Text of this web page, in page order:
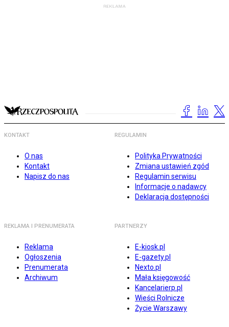
KONTAKT
O nas
Kontakt
Napisz do nas
REGULAMIN
Polityka Prywatności
Zmiana ustawień zgód
Regulamin serwisu
Informacje o nadawcy
Deklaracja dostępności
REKLAMA I PRENUMERATA
Reklama
Ogłoszenia
Prenumerata
Archiwum
PARTNERZY
E-kiosk.pl
E-gazety.pl
Nexto.pl
Mała księgowość
Kancelarierp.pl
Wieści Rolnicze
Życie Warszawy